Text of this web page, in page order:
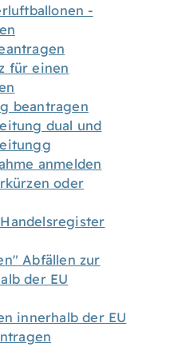
-
für einen
beantragen
dual und
anmelden
oder
Abfällen zur
der EU
innerhalb der EU